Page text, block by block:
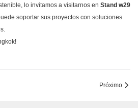
lo invitamos a visitarnos en Stand w29
soportar sus proyectos con soluciones
Próximo